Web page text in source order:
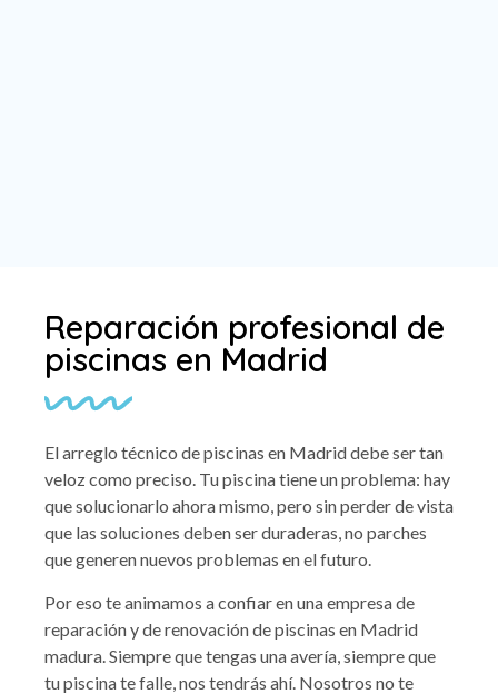
Reparación profesional de
piscinas en Madrid
El arreglo técnico de piscinas en Madrid debe ser tan
veloz como preciso. Tu piscina tiene un problema: hay
que solucionarlo ahora mismo, pero sin perder de vista
que las soluciones deben ser duraderas, no parches
que generen nuevos problemas en el futuro.
Por eso te animamos a confiar en una empresa de
reparación y de renovación de piscinas en Madrid
madura. Siempre que tengas una avería, siempre que
tu piscina te falle, nos tendrás ahí. Nosotros no te